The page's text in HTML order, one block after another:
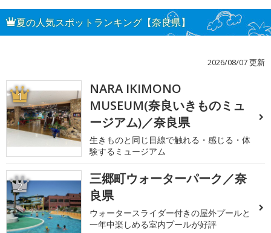
夏の人気スポットランキング【奈良県】
2026/08/07 更新
1
NARA IKIMONO
MUSEUM(奈良いきものミュ
ージアム)／奈良県
生きものと同じ目線で触れる・感じる・体
験するミュージアム
2
三郷町ウォーターパーク／奈
良県
ウォータースライダー付きの屋外プールと
一年中楽しめる室内プールが好評